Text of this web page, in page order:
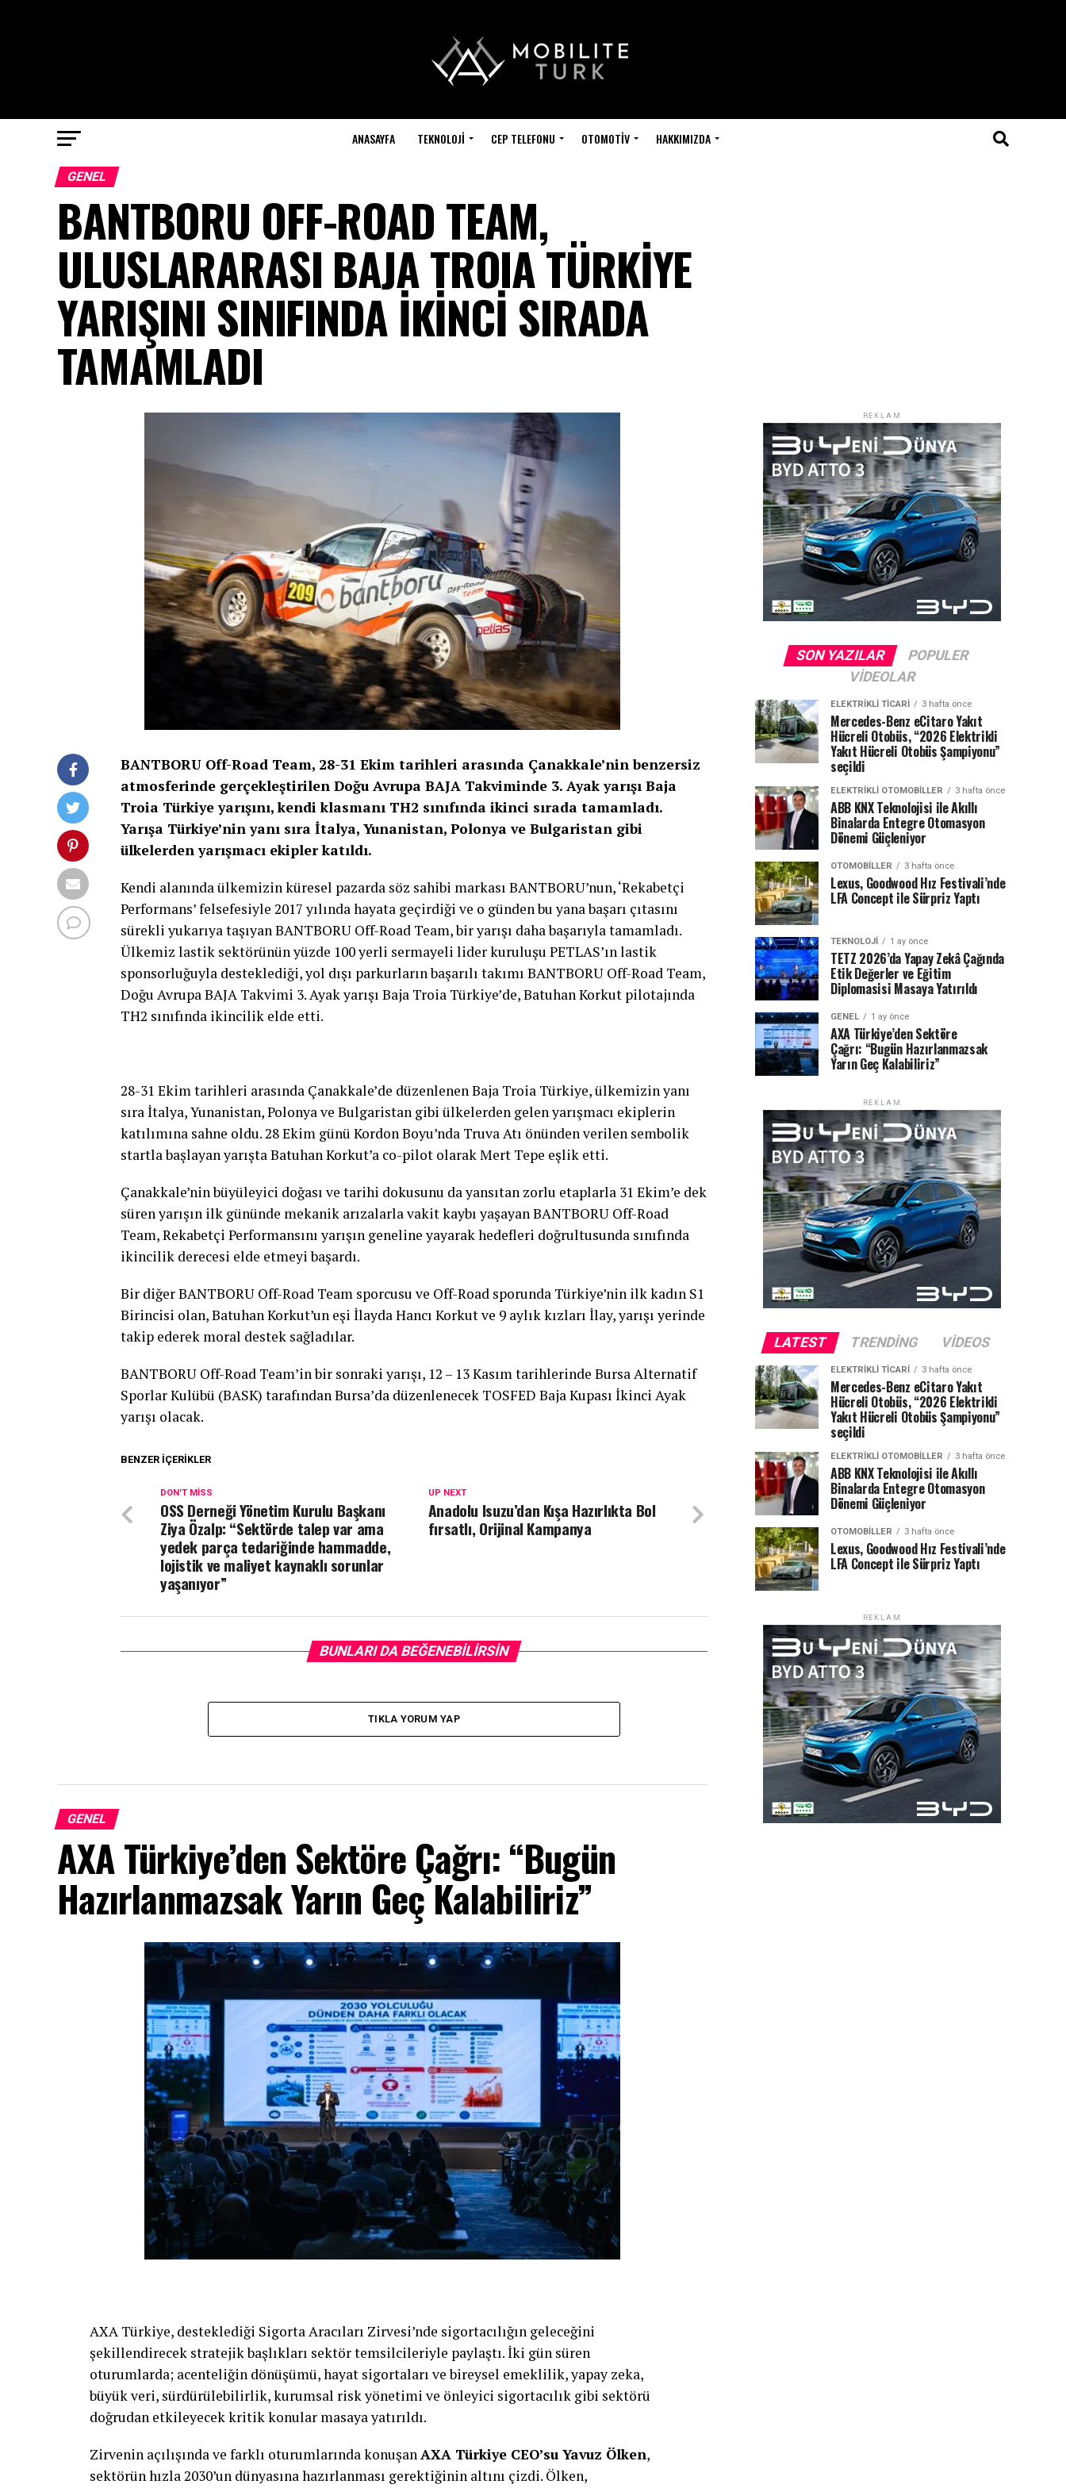
ANASAYFA TEKNOLOJI CEP TELEFONU OTOMOTIV HAKKIMIZDA
GENEL
BANTBORU OFF-ROAD TEAM,
ULUSLARARASI BAJA TROIA TÜRKİYE
YARIŞINI SINIFINDA İKİNCİ SIRADA
TAMAMLADI
BANTBORU Off-Road Team, 28-31 Ekim tarihleri arasında Çanakkale’nin benzersiz
atmosferinde gerçekleştirilen Doğu Avrupa BAJA Takviminde 3. Ayak yarışı Baja
Troia Türkiye yarışını, kendi klasmanı TH2 sınıfında ikinci sırada tamamladı.
Yarışa Türkiye’nin yanı sıra İtalya, Yunanistan, Polonya ve Bulgaristan gibi
ülkelerden yarışmacı ekipler katıldı.
Kendi alanında ülkemizin küresel pazarda söz sahibi markası BANTBORU’nun, ‘Rekabetçi
Performans’ felsefesiyle 2017 yılında hayata geçirdiği ve o günden bu yana başarı çıtasını
sürekli yukarıya taşıyan BANTBORU Off-Road Team, bir yarışı daha başarıyla tamamladı.
Ülkemiz lastik sektörünün yüzde 100 yerli sermayeli lider kuruluşu PETLAS’ın lastik
sponsorluğuyla desteklediği, yol dışı parkurların başarılı takımı BANTBORU Off-Road Team,
Doğu Avrupa BAJA Takvimi 3. Ayak yarışı Baja Troia Türkiye’de, Batuhan Korkut pilotajında
TH2 sınıfında ikincilik elde etti.
28-31 Ekim tarihleri arasında Çanakkale’de düzenlenen Baja Troia Türkiye, ülkemizin yanı
sıra İtalya, Yunanistan, Polonya ve Bulgaristan gibi ülkelerden gelen yarışmacı ekiplerin
katılımına sahne oldu. 28 Ekim günü Kordon Boyu’nda Truva Atı önünden verilen sembolik
startla başlayan yarışta Batuhan Korkut’a co-pilot olarak Mert Tepe eşlik etti.
Çanakkale’nin büyüleyici doğası ve tarihi dokusunu da yansıtan zorlu etaplarla 31 Ekim’e dek
süren yarışın ilk gününde mekanik arızalarla vakit kaybı yaşayan BANTBORU Off-Road
Team, Rekabetçi Performansını yarışın geneline yayarak hedefleri doğrultusunda sınıfında
ikincilik derecesi elde etmeyi başardı.
Bir diğer BANTBORU Off-Road Team sporcusu ve Off-Road sporunda Türkiye’nin ilk kadın S1
Birincisi olan, Batuhan Korkut’un eşi İlayda Hancı Korkut ve 9 aylık kızları İlay, yarışı yerinde
takip ederek moral destek sağladılar.
BANTBORU Off-Road Team’in bir sonraki yarışı, 12 – 13 Kasım tarihlerinde Bursa Alternatif
Sporlar Kulübü (BASK) tarafından Bursa’da düzenlenecek TOSFED Baja Kupası İkinci Ayak
yarışı olacak.
BENZER İÇERIKLER
UP NEXT
Anadolu Isuzu’dan Kışa Hazırlıkta Bol
fırsatlı, Orijinal Kampanya
DON'T MISS
OSS Derneği Yönetim Kurulu Başkanı
Ziya Özalp: “Sektörde talep var ama
yedek parça tedariğinde hammadde,
lojistik ve maliyet kaynaklı sorunlar
yaşanıyor”
BUNLARI DA BEĞENEBILIRSIN
TIKLA YORUM YAP
GENEL
AXA Türkiye’den Sektöre Çağrı: “Bugün
Hazırlanmazsak Yarın Geç Kalabiliriz”
AXA Türkiye, desteklediği Sigorta Aracıları Zirvesi’nde sigortacılığın geleceğini
şekillendirecek stratejik başlıkları sektör temsilcileriyle paylaştı. İki gün süren
oturumlarda; acenteliğin dönüşümü, hayat sigortaları ve bireysel emeklilik, yapay zeka,
büyük veri, sürdürülebilirlik, kurumsal risk yönetimi ve önleyici sigortacılık gibi sektörü
doğrudan etkileyecek kritik konular masaya yatırıldı.
Zirvenin açılışında ve farklı oturumlarında konuşanAXA Türkiye CEO’su Yavuz Ölken,
sektörün hızla 2030’un dünyasına hazırlanması gerektiğinin altını çizdi. Ölken,
REKLAM
SON YAZILAR
POPULER
VIDEOLAR
ELEKTRIKLI TICARI 3 hafta önce
Mercedes-Benz eCitaro Yakıt
Hücreli Otobüs, “2026 Elektrikli
Yakıt Hücreli Otobüs Şampiyonu”
seçildi
ELEKTRIKLI OTOMOBILLER 3 hafta önce
ABB KNX Teknolojisi ile Akıllı
Binalarda Entegre Otomasyon
Dönemi Güçleniyor
OTOMOBILLER 3 hafta önce
Lexus, Goodwood Hız Festivali’nde
LFA Concept ile Sürpriz Yaptı
TEKNOLOJI 1 ay önce
TETZ 2026’da Yapay Zekâ Çağında
Etik Değerler ve Eğitim
Diplomasisi Masaya Yatırıldı
GENEL 1 ay önce
AXA Türkiye’den Sektöre
Çağrı: “Bugün Hazırlanmazsak
Yarın Geç Kalabiliriz”
REKLAM
LATEST TRENDING VIDEOS
ELEKTRIKLI TICARI 3 hafta önce
Mercedes-Benz eCitaro Yakıt
Hücreli Otobüs, “2026 Elektrikli
Yakıt Hücreli Otobüs Şampiyonu”
seçildi
ELEKTRIKLI OTOMOBILLER 3 hafta önce
ABB KNX Teknolojisi ile Akıllı
Binalarda Entegre Otomasyon
Dönemi Güçleniyor
OTOMOBILLER 3 hafta önce
Lexus, Goodwood Hız Festivali’nde
LFA Concept ile Sürpriz Yaptı
REKLAM